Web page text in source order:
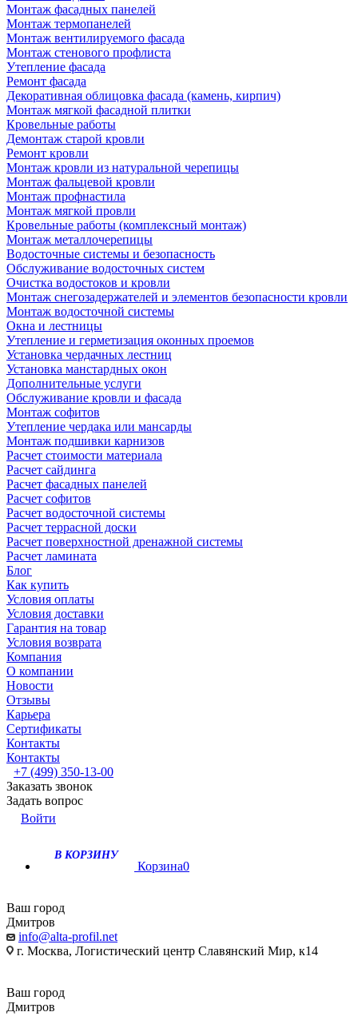
Монтаж фасадных панелей
Монтаж термопанелей
Монтаж вентилируемого фасада
Монтаж стенового профлиста
Утепление фасада
Ремонт фасада
Декоративная облицовка фасада (камень, кирпич)
Монтаж мягкой фасадной плитки
Кровельные работы
Демонтаж старой кровли
Ремонт кровли
Монтаж кровли из натуральной черепицы
Монтаж фальцевой кровли
Монтаж профнастила
Монтаж мягкой провли
Кровельные работы (комплексный монтаж)
Монтаж металлочерепицы
Водосточные системы и безопасность
Обслуживание водосточных систем
Очистка водостоков и кровли
Монтаж снегозадержателей и элементов безопасности кровли
Монтаж водосточной системы
Окна и лестницы
Утепление и герметизация оконных проемов
Установка чердачных лестниц
Установка манстардных окон
Дополнительные услуги
Обслуживание кровли и фасада
Монтаж софитов
Утепление чердака или мансарды
Монтаж подшивки карнизов
Расчет стоимости материала
Расчет сайдинга
Расчет фасадных панелей
Расчет софитов
Расчет водосточной системы
Расчет террасной доски
Расчет поверхностной дренажной системы
Расчет ламината
Блог
Как купить
Условия оплаты
Условия доставки
Гарантия на товар
Условия возврата
Компания
О компании
Новости
Отзывы
Карьера
Сертификаты
Контакты
Контакты
+7 (499) 350-13-00
Заказать звонок
Задать вопрос
Войти
В КОРЗИНУ
Корзина0
Ваш город
Дмитров
info@alta-profil.net
г. Москва, Логистический центр Славянский Мир, к14
Ваш город
Дмитров